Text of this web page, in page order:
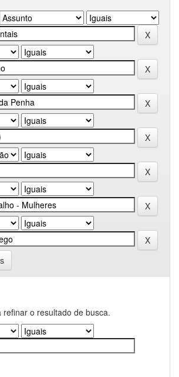
refinar o resultado de busca.